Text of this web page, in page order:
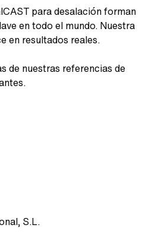
para desalación forman
en todo el mundo. Nuestra
en resultados reales.
de nuestras referencias de
S.L.